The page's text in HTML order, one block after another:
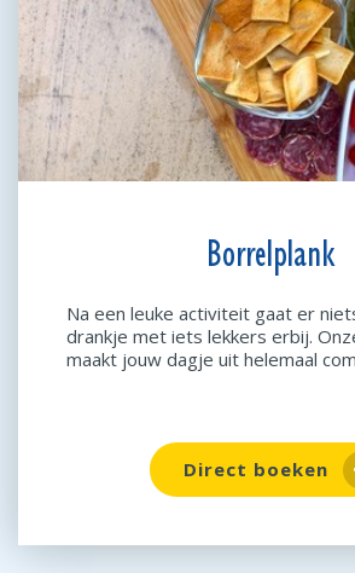
Borrelplank
Na een leuke activiteit gaat er
drankje met iets lekkers erbij.
maakt jouw dagje uit helemaal
Direct boeken